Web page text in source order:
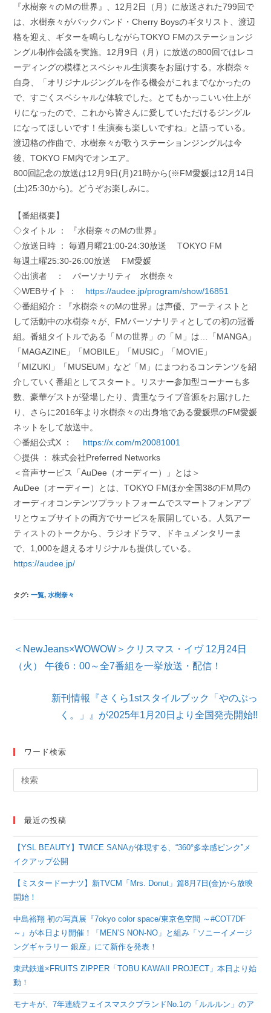
『水樹奈々のＭの世界』、12月2日（月）に放送された799回で
は、水樹奈々がバックバンド・Cherry Boysのギタリスト、渡辺
格を迎え、ギターを鳴らしながらTOKYO FMのステーションジ
ングル制作会議を実施。12月9日（月）に放送の800回ではレコ
ーディングの模様とスペシャル生演奏をお届けする。水樹奈々
自身、「オリジナルジングルを作る機会がこれまでなかったの
で、すごくスペシャルな体験でした。とてもかっこいい仕上が
りになったので、これから皆さんに愛していただけるジングル
になってほしいです！生演奏も楽しいですね」と語っている。
渡辺格の作曲で、水樹奈々が歌うステーションジングルは今
後、TOKYO FM内でオンエア。
800回記念の放送は12月9日(月)21時から(※FM愛媛は12月14日
(土)25:30から)。どうぞお楽しみに。
【番組概要】
◇タイトル ： 『水樹奈々のMの世界』
◇放送日時 ： 毎週月曜21:00-24:30放送 TOKYO FM
毎週土曜25:30-26:00放送 FM愛媛
◇出演者 ： パーソナリティ 水樹奈々
◇WEBサイト ： https://audee.jp/program/show/16851
◇番組紹介：『水樹奈々のMの世界』は声優、アーティストと
して活動中の水樹奈々が、FMパーソナリティとしての初の冠番
組。番組タイトルである「Ｍの世界」の「Ｍ」は…「MANGA」
「MAGAZINE」「MOBILE」「MUSIC」「MOVIE」
「MIZUKI」「MUSEUM」など「M」にまつわるコンテンツを紹
介していく番組としてスタート。リスナー参加型コーナーも多
数、豪華ゲストが登場したり、貴重なライブ音源をお届けした
り、さらに2016年より水樹奈々の出身地である愛媛県のFM愛媛
ネットをして放送中。
◇番組公式X ： https://x.com/m20081001
◇提供 ： 株式会社Preferred Networks
＜音声サービス「AuDee（オーディー）」とは＞
AuDee（オーディー）とは、TOKYO FMほか全国38のFM局の
オーディオコンテンツプラットフォームでスマートフォンアプ
リとウェブサイトの両方でサービスを展開している。人気アー
ティストのトークから、ラジオドラマ、ドキュメンタリーま
で、1,000を超えるオリジナルも提供している。
https://audee.jp/
タグ:一覧, 水樹奈々
の
他
＜NewJeans×WOWOW＞クリスマス・イヴ 12月24日
（火） 午後6：00～全7番組を一挙放送・配信！
新刊情報『さくら1stスタイルブック「やのぶっ
く。」』が2025年1月20日より全国発売開始!!
ワード検索
最近の投稿
【YSL BEAUTY】TWICE SANAが体現する、“360°多幸感ピンク”メ
イクアップ公開
【ミスタードーナツ】新TVCM「Mrs. Donut」篇8月7日(金)から放映
開始！
中島裕翔 初の写真展『7okyo color space/東京色空間 ～#COT7DF
～』が本日より開催！「MEN’S NON-NO」と組み「ソニーイメージ
ングギャラリー 銀座」にて新作を発表！
東武鉄道×FRUITS ZIPPER「TOBU KAWAII PROJECT」本日より始
動！
モナキが、7年連続フェイスマスクブランドNo.1の「ルルルン」のア